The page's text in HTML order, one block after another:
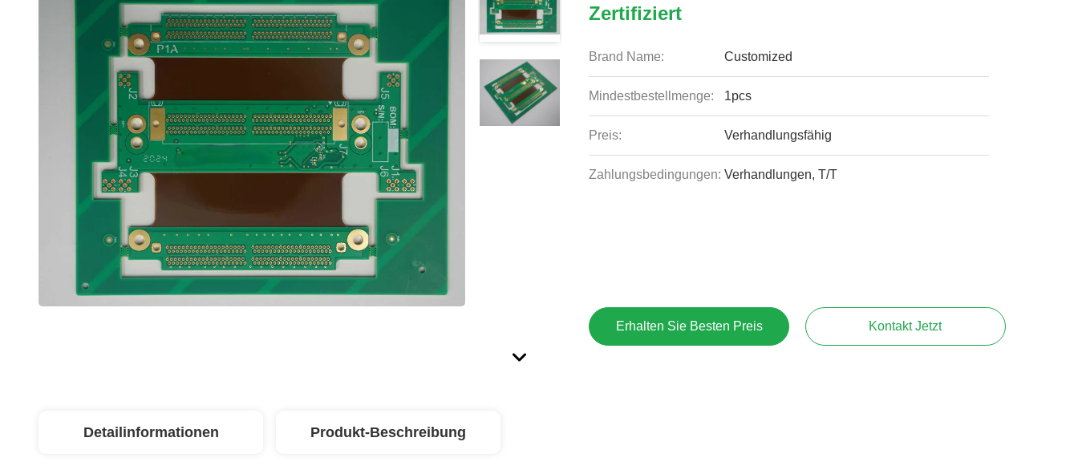
Zertifiziert
Brand Name: Customized
Mindestbestellmenge: 1pcs
Preis: Verhandlungsfähig
Zahlungsbedingungen: Verhandlungen, T/T
Erhalten Sie Besten Preis Kontakt Jetzt
Detailinformationen Produkt-Beschreibung